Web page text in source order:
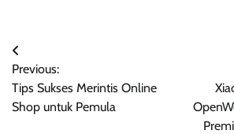
Navigasi
pos
Previous:
Tips Sukses Merintis Online
Shop untuk Pemula